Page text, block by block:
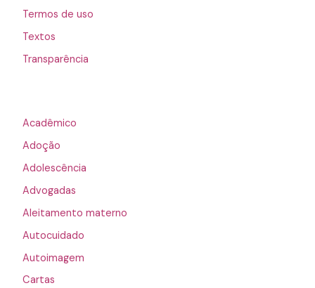
Termos de uso
Textos
Transparência
Acadêmico
Adoção
Adolescência
Advogadas
Aleitamento materno
Autocuidado
Autoimagem
Cartas